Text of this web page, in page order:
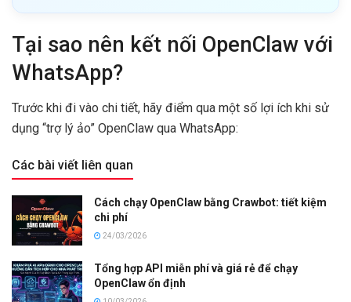
Tại sao nên kết nối OpenClaw với
WhatsApp?
Trước khi đi vào chi tiết, hãy điểm qua một số lợi ích khi sử
dụng “trợ lý ảo” OpenClaw qua WhatsApp:
Các bài viết liên quan
Cách chạy OpenClaw bằng Crawbot: tiết kiệm
chi phí
24/03/2026
Tổng hợp API miễn phí và giá rẻ để chạy
OpenClaw ổn định